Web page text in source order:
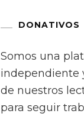
DONATIVOS
Somos una
independiente
de nuestros
para seguir